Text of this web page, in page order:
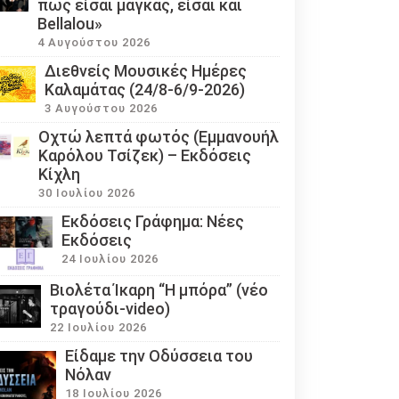
πως είσαι μάγκας, είσαι και
Bellalou»
4 Αυγούστου 2026
Διεθνείς Μουσικές Ημέρες
Καλαμάτας (24/8-6/9-2026)
3 Αυγούστου 2026
Οχτώ λεπτά φωτός (Εμμανουήλ
Καρόλου Τσίζεκ) – Εκδόσεις
Κίχλη
30 Ιουλίου 2026
Εκδόσεις Γράφημα: Νέες
Εκδόσεις
24 Ιουλίου 2026
Βιολέτα Ίκαρη “Η μπόρα” (νέο
τραγούδι-video)
22 Ιουλίου 2026
Eίδαμε την Οδύσσεια του
Νόλαν
18 Ιουλίου 2026